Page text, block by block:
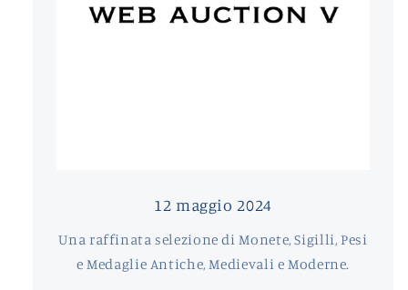
12 maggio 2024
Una raffinata selezione di Monete, Sigilli, Pesi
e Medaglie Antiche, Medievali e Moderne.